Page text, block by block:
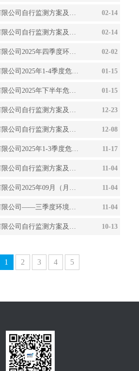
02-14
方案及2026年01月（季度）监测报告
02-14
方案及2025年12月（月度）监测报告
02-02
2025年四季度环境检测报告
01-15
2025年1-4季度危险废物信息
01-15
2025年下半年危废信息公开
12-23
方案及2025年11月（月度）监测报告
12-08
方案及2025年10月（季度）监测报告
11-17
2025年1-3季度危险废物信息
11-04
方案及2025年08月（月度）监测报告
11-04
年09月（月度）监测报告
11-04
司——三季度环境检测报告
10-13
方案及2025年08月（月度）监测报告
1 2 3 4 5